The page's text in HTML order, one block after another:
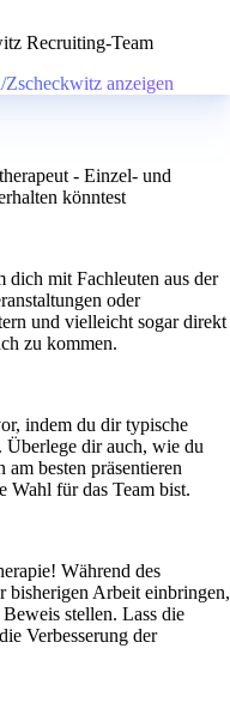
Recruiting-Team
anzeigen
- Einzel- und
könntest
dich mit Fachleuten aus der
oder
und vielleicht sogar direkt
zu kommen.
indem du dir typische
Überlege dir auch, wie du
besten präsentieren
Wahl für das Team bist.
Während des
bisherigen Arbeit einbringen,
stellen. Lass die
Verbesserung der